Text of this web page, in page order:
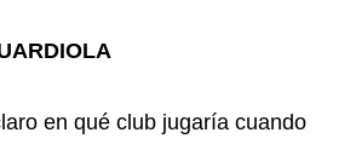
en qué club jugaría cuando